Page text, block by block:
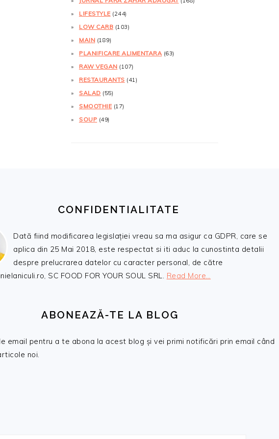
LIFESTYLE (244)
LOW CARB (103)
MAIN (189)
PLANIFICARE ALIMENTARA (63)
RAW VEGAN (107)
RESTAURANTS (41)
SALAD (55)
SMOOTHIE (17)
SOUP (49)
CONFIDENTIALITATE
Dată fiind modificarea legislației vreau sa ma asigur ca GDPR, care se
aplica din 25 Mai 2018, este respectat si iti aduc la cunostinta detalii
despre prelucrarea datelor cu caracter personal, de către
SC FOOD FOR YOUR SOUL SRL. Read More…
ABONEAZĂ-TE LA BLOG
email pentru a te abona la acest blog și vei primi notificări prin email când
noi.